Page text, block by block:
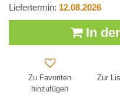
Liefertermin: 12.08.2026
In
Zu Favoriten
hinzufügen
Zur